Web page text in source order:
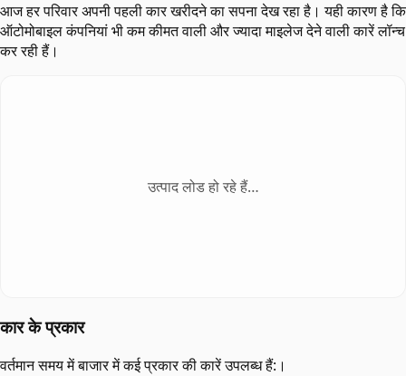
आज हर परिवार अपनी पहली कार खरीदने का सपना देख रहा है। यही कारण है कि
ऑटोमोबाइल कंपनियां भी कम कीमत वाली और ज्यादा माइलेज देने वाली कारें लॉन्च
कर रही हैं।
उत्पाद लोड हो रहे हैं…
कार के प्रकार
वर्तमान समय में बाजार में कई प्रकार की कारें उपलब्ध हैं:।